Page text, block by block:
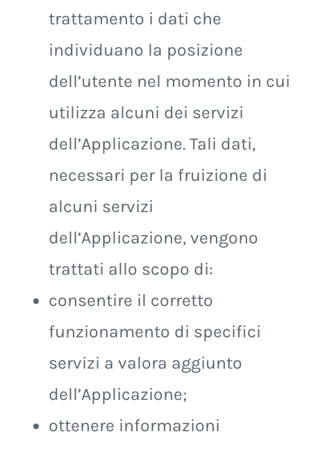
trattamento i dati che
individuano la posizione
dell’utente nel momento in cui
utilizza alcuni dei servizi
dell’Applicazione. Tali dati,
necessari per la fruizione di
alcuni servizi
dell’Applicazione, vengono
trattati allo scopo di:
consentire il corretto
funzionamento di specifici
servizi a valora aggiunto
dell’Applicazione;
ottenere informazioni